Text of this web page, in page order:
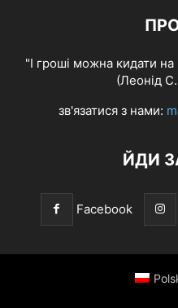
"І гроші можна кидати на
(Леонід
зв'язатися з нами:
ЙДИ
Facebook